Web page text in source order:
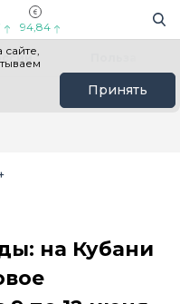
94,84
сайте,
Принять
на Кубани